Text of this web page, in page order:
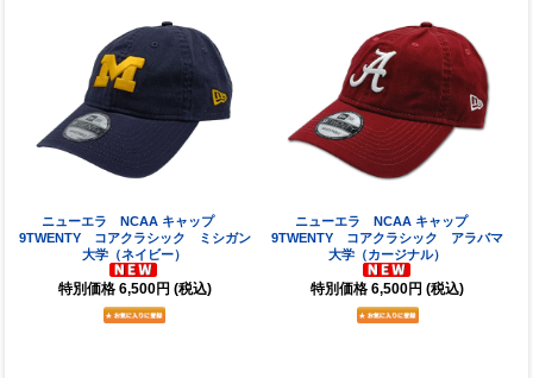
ニューエラ NCAA キャップ
9TWENTY コアクラシック ミシガン
大学（ネイビー）
特別価格 6,500円 (税込)
ニューエラ NCAA キャップ
9TWENTY コアクラシック アラバマ
大学（カージナル）
特別価格 6,500円 (税込)